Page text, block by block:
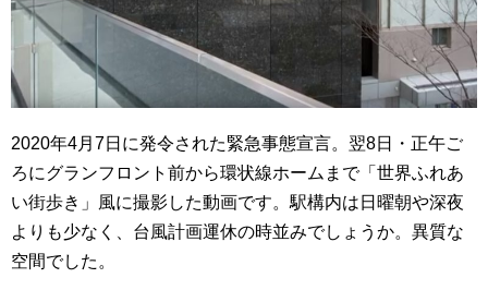
2020年4月7日に発令された緊急事態宣言。翌8日・正午ご
ろにグランフロント前から環状線ホームまで「世界ふれあ
い街歩き」風に撮影した動画です。駅構内は日曜朝や深夜
よりも少なく、台風計画運休の時並みでしょうか。異質な
空間でした。